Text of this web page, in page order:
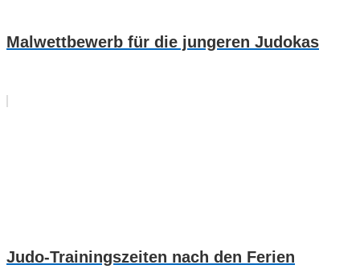
Malwettbewerb für die jungeren Judokas
Judo-Trainingszeiten nach den Ferien